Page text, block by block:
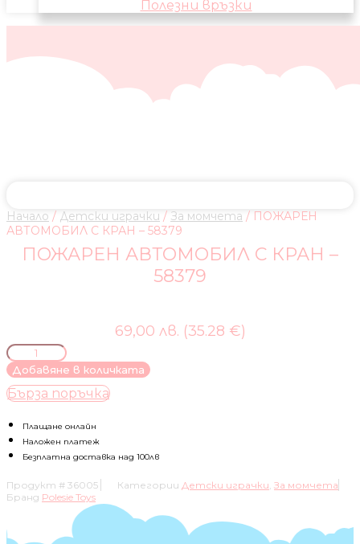
Полезни връзки
Начало / Детски играчки / За момчета / ПОЖАРЕН
АВТОМОБИЛ С КРАН – 58379
ПОЖАРЕН АВТОМОБИЛ С КРАН –
58379
69,00 лв. (35.28 €)
количество
за
ПОЖАРЕН
АВТОМОБИЛ
КРАН
-
58379
Добавяне в количката
Бърза поръчка
Плащане онлайн
Наложен платеж
Безплатна доставка над 100лв
Продукт # 36005 Категории Детски играчки, За момчета
Бранд Polesie Toys